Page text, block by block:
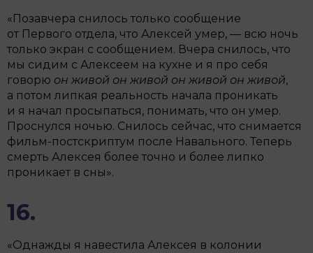
«Позавчера снилось только сообщение
от Первого отдела, что Алексей умер, — всю ночь
только экран с сообщением. Вчера снилось, что
мы сидим с Алексеем на кухне и я про себя
говорю он живой он живой он живой он живой,
а потом липкая реальность начала проникать
и я начал просыпаться, понимать, что он умер.
Проснулся ночью. Снилось сейчас, что снимается
фильм-постскриптум после Навального. Теперь
смерть Алексея более точно и более липко
проникает в сны».
16.
«Однажды я навестила Алексея в колонии